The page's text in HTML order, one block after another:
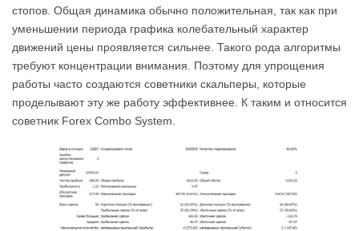
стопов. Общая динамика обычно положительная, так как при
уменьшении периода графика колебательный характер
движений цены проявляется сильнее. Такого рода алгоритмы
требуют концентрации внимания. Поэтому для упрощения
работы часто создаются советники скальперы, которые
проделывают эту же работу эффективнее. К таким и относится
советник Forex Combo System.